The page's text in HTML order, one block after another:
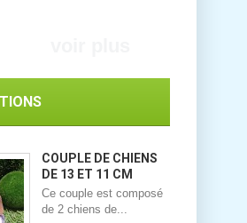
COUPLE DE CHIENS
DE 13 ET 11 CM
Ce couple est composé
de 2 chiens de...